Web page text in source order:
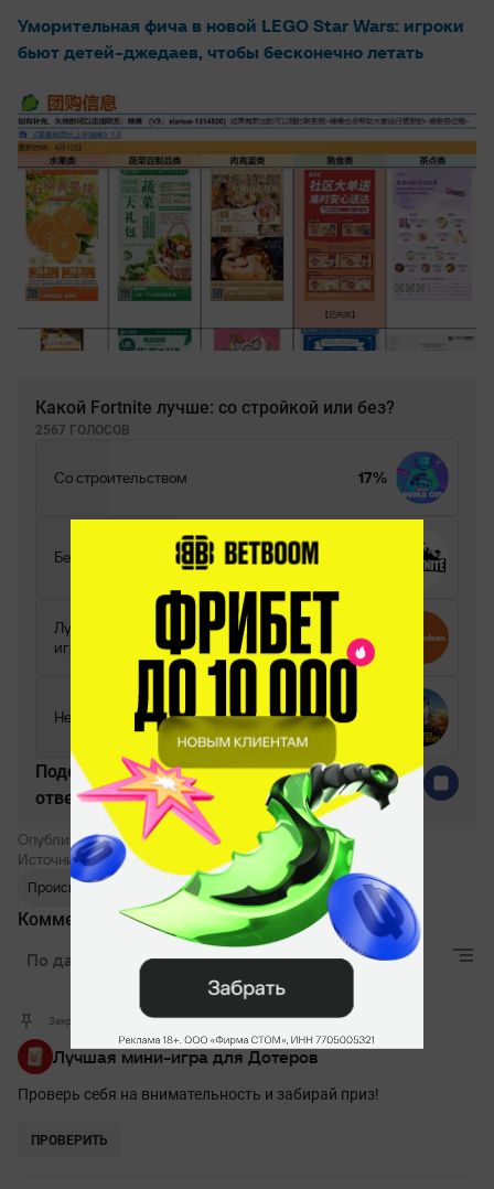
Уморительная фича в новой LEGO Star Wars: игроки
бьют детей-джедаев, чтобы бесконечно летать
Какой Fortnite лучше: со стройкой или без?
2567 ГОЛОСОВ
Со строительством 17%
Без строительства
Лучше концерт Арианы Гранды в
игре!
10%
Не люблю Фортнайт 39%
Поделитесь c миром своим
ответом
Опубликовал:Артём Васильченко
Источник:Docs
Происшествия коронавирус События
Комментарии
По дате Лучшие Актуальные
Закрепленный комментарий
Лучшая мини-игра для Дотеров
Проверь себя на внимательность и забирай приз!
ПРОВЕРИТЬ